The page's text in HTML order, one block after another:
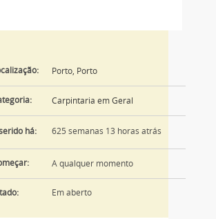
Porto, Porto
Carpintaria em Geral
há: 625 semanas 13 horas atrás
A qualquer momento
Em aberto